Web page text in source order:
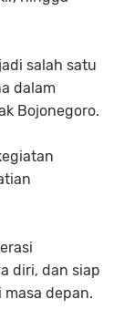
salah satu
dalam
Bojonegoro.
diri, dan siap
depan.